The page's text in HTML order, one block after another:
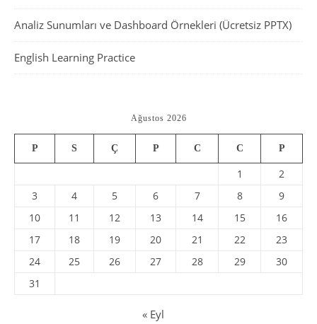
Analiz Sunumları ve Dashboard Örnekleri (Ücretsiz PPTX)
English Learning Practice
Ağustos 2026
P S Ç P C C P
1
2
3
4 5 6 7 8
9
10
11 12 13 14 15
16
17
18 19 20 21 22
23
24
25 26 27 28 29
30
31
« Eyl